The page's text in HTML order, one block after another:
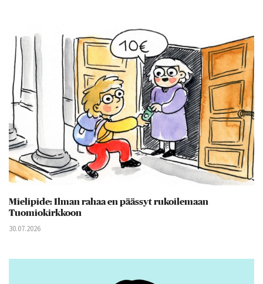
Mielipide: Ilman rahaa en päässyt rukoilemaan
Tuomiokirkkoon
30.07.2026